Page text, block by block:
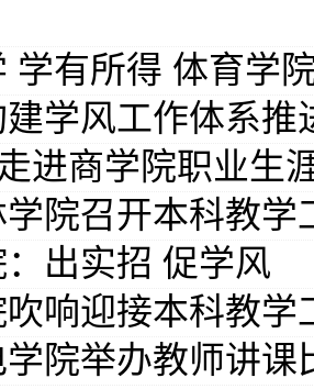
学有所得 体育学
学风工作体系推
进商学院职业生
院召开本科教
出实招 促学风
响迎接本科教学
院举办教师讲课